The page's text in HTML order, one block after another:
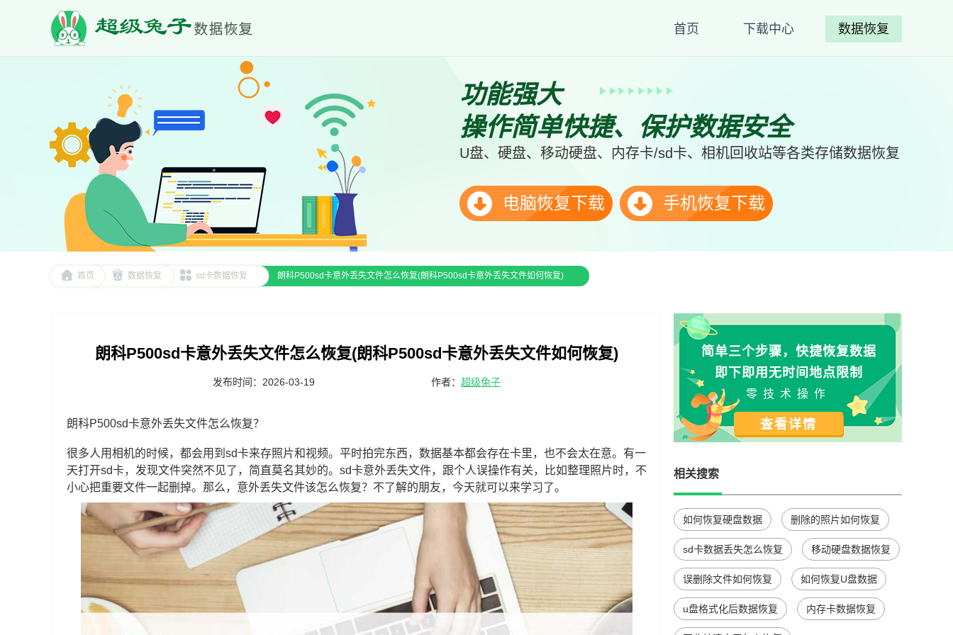
首页 下载中心 数据恢复
功能强大
操作简单快捷、保护数据安全
U盘、硬盘、移动硬盘、内存卡/sd卡、相机回收站等各类存储数据恢复
电脑恢复下载 手机恢复下载
首页 数据恢复 sd卡数据恢复 朗科P500sd卡意外丢失文件怎么恢复(朗科P500sd卡意外丢失文件如何恢复)
朗科P500sd卡意外丢失文件怎么恢复(朗科P500sd卡意外丢失文件如何恢复)
发布时间：2026-03-19 作者： 超级兔子
朗科P500sd卡意外丢失文件怎么恢复？
很多人用相机的时候，都会用到sd卡来存照片和视频。平时拍完东西，数据基本都会存在卡里，也不会太在意。有一
天打开sd卡，发现文件突然不见了，简直莫名其妙的。sd卡意外丢失文件，跟个人误操作有关，比如整理照片时，不
小心把重要文件一起删掉。那么，意外丢失文件该怎么恢复？不了解的朋友，今天就可以来学习了。
简单三个步骤，快捷恢复数据
即下即用无时间地点限制
零技术操作
查看详情
相关搜索
如何恢复硬盘数据 删除的照片如何恢复
sd卡数据丢失怎么恢复 移动硬盘数据恢复
误删除文件如何恢复 如何恢复U盘数据
u盘格式化后数据恢复 内存卡数据恢复